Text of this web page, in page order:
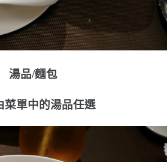
湯品/麵包
菜單中的湯品任選